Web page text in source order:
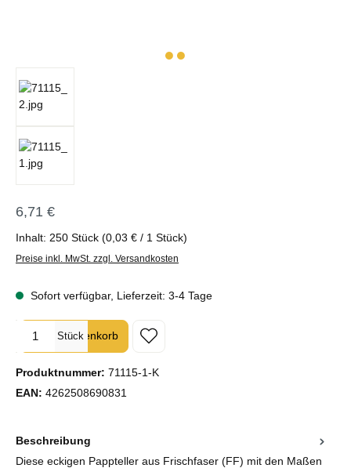
Regulärer Preis:
6,71 €
Inhalt: 250 Stück (0,03 € / 1 Stück)
Preise inkl. MwSt. zzgl. Versandkosten
Sofort verfügbar, Lieferzeit: 3-4 Tage
Produkt Anzahl: Gib den gewünschten Wert ein oder benutze die
Stück
In den Warenkorb
Produktnummer: 71115-1-K
EAN: 4262508690831
Beschreibung
Diese eckigen Pappteller aus Frischfaser (FF) mit den Maßen